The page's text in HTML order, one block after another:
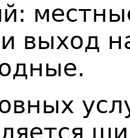
выход